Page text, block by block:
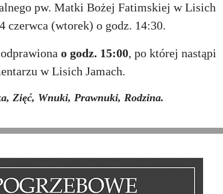
pw. Matki Bożej Fatimskiej w Lisich
czerwca (wtorek) o godz. 14:30.
o godz. 15:00, po której nastąpi
w Lisich Jamach.
Zięć, Wnuki, Prawnuki, Rodzina.